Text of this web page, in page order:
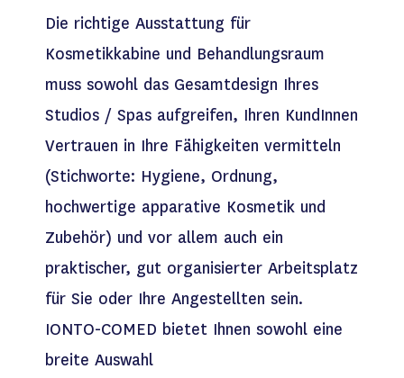
Die richtige Ausstattung für
Kosmetikkabine und Behandlungsraum
muss sowohl das Gesamtdesign Ihres
Studios / Spas aufgreifen, Ihren KundInnen
Vertrauen in Ihre Fähigkeiten vermitteln
(Stichworte: Hygiene, Ordnung,
hochwertige apparative Kosmetik und
Zubehör) und vor allem auch ein
praktischer, gut organisierter Arbeitsplatz
für Sie oder Ihre Angestellten sein.
IONTO-COMED bietet Ihnen sowohl eine
breite Auswahl